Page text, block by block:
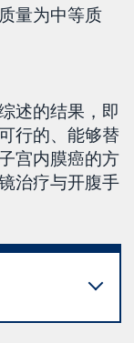
量为中等质
述的结果，即
行的、能够替
宫内膜癌的方
治疗与开腹手